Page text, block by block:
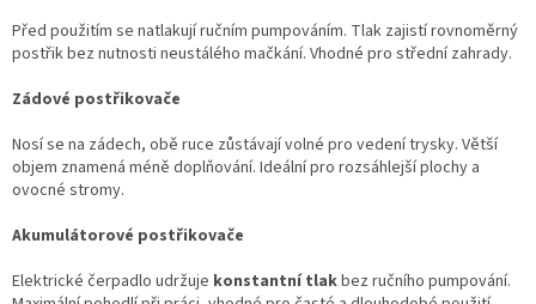
Před použitím se natlakují ručním pumpováním. Tlak zajistí rovnoměrný
postřik bez nutnosti neustálého mačkání. Vhodné pro střední zahrady.
Zádové postřikovače
Nosí se na zádech, obě ruce zůstávají volné pro vedení trysky. Větší
objem znamená méně doplňování. Ideální pro rozsáhlejší plochy a
ovocné stromy.
Akumulátorové postřikovače
Elektrické čerpadlo udržuje konstantní tlakbez ručního pumpování.